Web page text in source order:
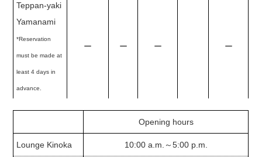
Teppan-yaki
Yamanami
*Reservation
must be made at
least 4 days in
advance.
ー ー ー ー
Opening hours
Lounge Kinoka 10:00 a.m.～5:00 p.m.